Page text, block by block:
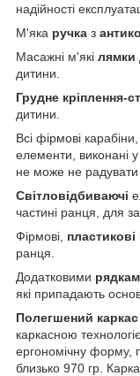
надійності
М'яка ручка з
Масажні м'які лямки
дитини.
Грудне кріплення-
дитини.
Всі фірмові
елементи, виконані у
не може не радувати
Світловідбиваючі
частині ранця, для
Фірмові, пластикові
ранця.
Додатковими
які припадають
Полегшений каркас
каркасною
ергономічну форму,
близько 970 гр.